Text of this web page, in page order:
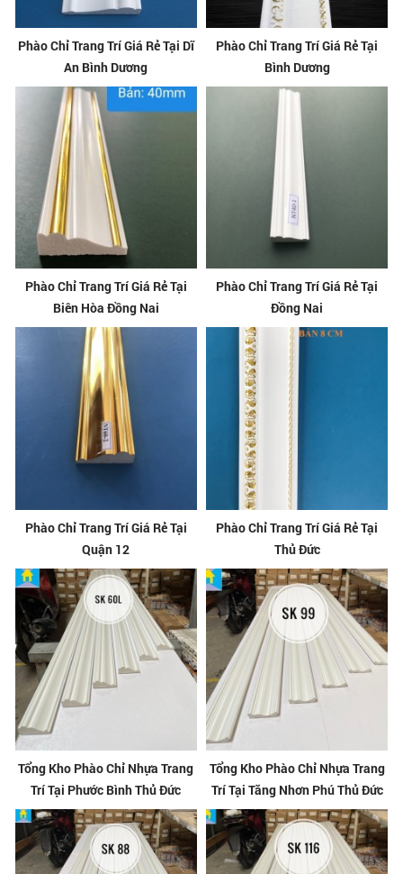
Phào Chỉ Trang Trí Giá Rẻ Tại Dĩ
An Bình Dương
Phào Chỉ Trang Trí Giá Rẻ Tại
Bình Dương
Phào Chỉ Trang Trí Giá Rẻ Tại
Biên Hòa Đồng Nai
Phào Chỉ Trang Trí Giá Rẻ Tại
Đồng Nai
Phào Chỉ Trang Trí Giá Rẻ Tại
Quận 12
Phào Chỉ Trang Trí Giá Rẻ Tại
Thủ Đức
Tổng Kho Phào Chỉ Nhựa Trang
Trí Tại Phước Bình Thủ Đức
Tổng Kho Phào Chỉ Nhựa Trang
Trí Tại Tăng Nhơn Phú Thủ Đức